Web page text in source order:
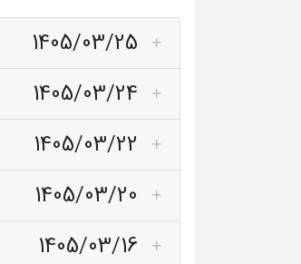
1405/03/25
1405/03/24
1405/03/22
1405/03/20
1405/03/16